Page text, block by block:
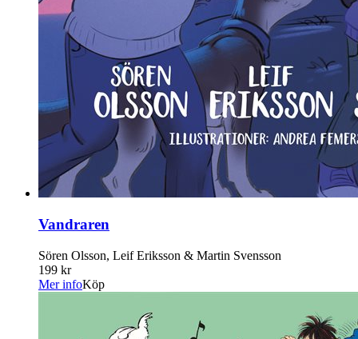
Vandraren
Sören Olsson, Leif Eriksson & Martin Svensson
199 kr
Mer infoKöp